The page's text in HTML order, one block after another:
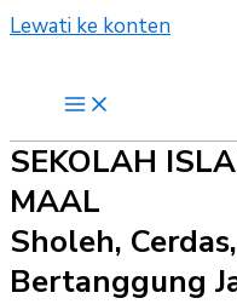
Lewati ke konten
SEKOLAH
MAAL
Sholeh,
Bertanggung